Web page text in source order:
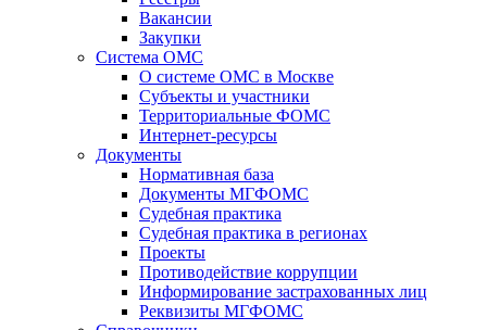
Вакансии
Закупки
Система ОМС
О системе ОМС в Москве
Субъекты и участники
Территориальные ФОМС
Интернет-ресурсы
Документы
Нормативная база
Документы МГФОМС
Судебная практика
Судебная практика в регионах
Проекты
Противодействие коррупции
Информирование застрахованных лиц
Реквизиты МГФОМС